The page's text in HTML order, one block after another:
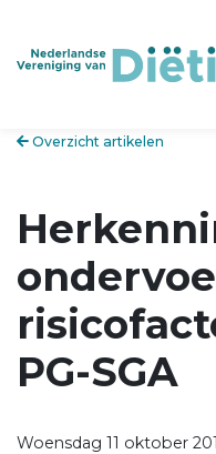
Overzicht artikelen
PG-SGA
Woensdag 11 oktober